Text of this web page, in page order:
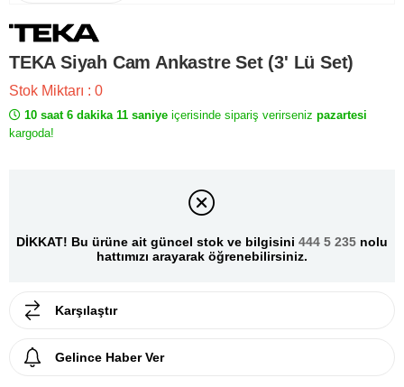
TEKA Siyah Cam Ankastre Set (3' Lü Set)
Stok Miktarı : 0
10 saat 6 dakika 11 saniye içerisinde sipariş verirseniz pazartesi
kargoda!
DİKKAT! Bu ürüne ait güncel stok ve bilgisini 444 5 235 nolu
hattımızı arayarak öğrenebilirsiniz.
Karşılaştır
Gelince Haber Ver